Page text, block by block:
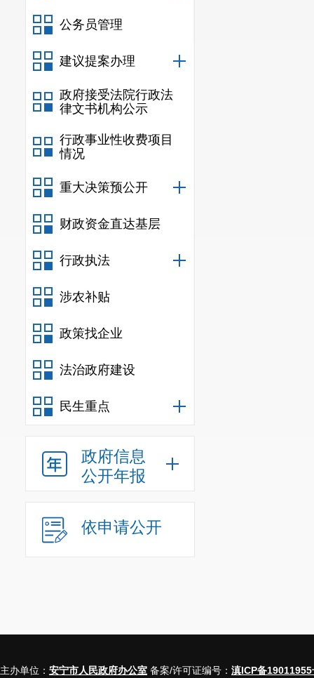
公务员管理
建议提案办理
政府接受法院行政法
律文书机构公示
行政事业性收费项目
情况
重大决策预公开
财政资金直达基层
行政执法
涉农补贴
政策找企业
法治政府建设
民生重点
政府信息
公开年报
依申请公开
主办单位： 安宁市人民政府办公室 备案/许可证编号： 滇ICP备